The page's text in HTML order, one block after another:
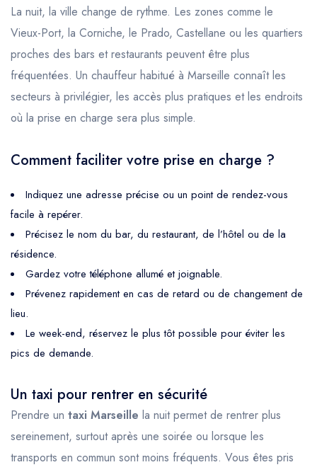
La nuit, la ville change de rythme. Les zones comme le
Vieux-Port, la Corniche, le Prado, Castellane ou les quartiers
proches des bars et restaurants peuvent être plus
fréquentées. Un chauffeur habitué à Marseille connaît les
secteurs à privilégier, les accès plus pratiques et les endroits
où la prise en charge sera plus simple.
Comment faciliter votre prise en charge ?
Indiquez une adresse précise ou un point de rendez-vous
facile à repérer.
Précisez le nom du bar, du restaurant, de l’hôtel ou de la
résidence.
Gardez votre téléphone allumé et joignable.
Prévenez rapidement en cas de retard ou de changement de
lieu.
Le week-end, réservez le plus tôt possible pour éviter les
pics de demande.
Un taxi pour rentrer en sécurité
Prendre un taxi Marseille la nuit permet de rentrer plus
sereinement, surtout après une soirée ou lorsque les
transports en commun sont moins fréquents. Vous êtes pris